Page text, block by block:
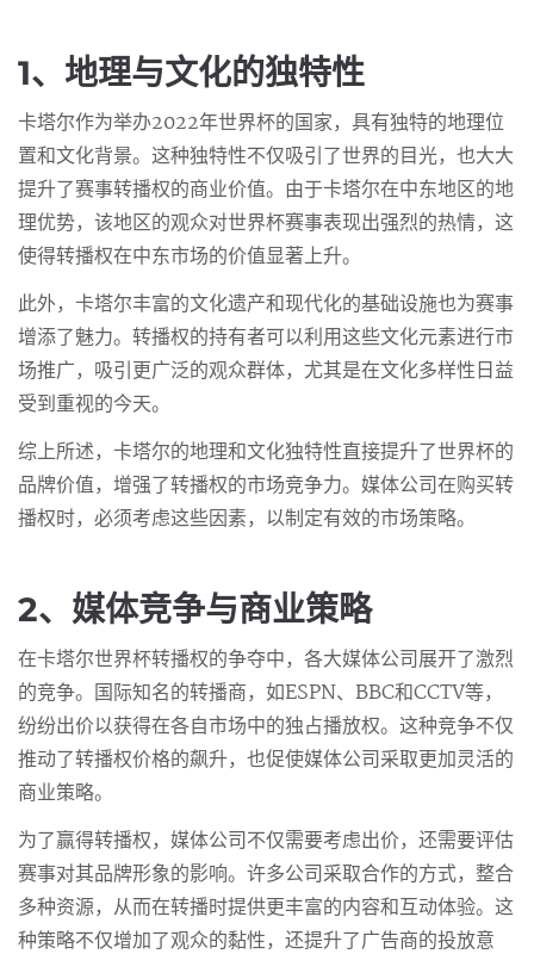
1、地理与文化的独特性
卡塔尔作为举办2022年世界杯的国家，具有独特的地理位
置和文化背景。这种独特性不仅吸引了世界的目光，也大大
提升了赛事转播权的商业价值。由于卡塔尔在中东地区的地
理优势，该地区的观众对世界杯赛事表现出强烈的热情，这
使得转播权在中东市场的价值显著上升。
此外，卡塔尔丰富的文化遗产和现代化的基础设施也为赛事
增添了魅力。转播权的持有者可以利用这些文化元素进行市
场推广，吸引更广泛的观众群体，尤其是在文化多样性日益
受到重视的今天。
综上所述，卡塔尔的地理和文化独特性直接提升了世界杯的
品牌价值，增强了转播权的市场竞争力。媒体公司在购买转
播权时，必须考虑这些因素，以制定有效的市场策略。
2、媒体竞争与商业策略
在卡塔尔世界杯转播权的争夺中，各大媒体公司展开了激烈
的竞争。国际知名的转播商，如ESPN、BBC和CCTV等，
纷纷出价以获得在各自市场中的独占播放权。这种竞争不仅
推动了转播权价格的飙升，也促使媒体公司采取更加灵活的
商业策略。
为了赢得转播权，媒体公司不仅需要考虑出价，还需要评估
赛事对其品牌形象的影响。许多公司采取合作的方式，整合
多种资源，从而在转播时提供更丰富的内容和互动体验。这
种策略不仅增加了观众的黏性，还提升了广告商的投放意